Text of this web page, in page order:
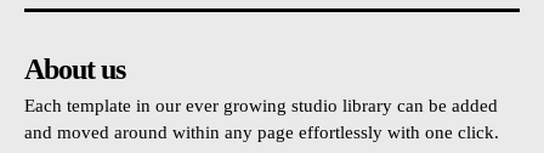
About us
Each template in our ever growing studio library can be added
and moved around within any page effortlessly with one click.